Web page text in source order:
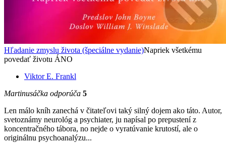
Hľadanie zmyslu života (špeciálne vydanie)Napriek všetkému
povedať životu ÁNO
Viktor E. Frankl
Martinusáčka odporúča 5
Len málo kníh zanechá v čitateľovi taký silný dojem ako táto. Autor,
svetoznámy neurológ a psychiater, ju napísal po prepustení z
koncentračného tábora, no nejde o vyratúvanie krutostí, ale o
originálnu psychoanalýzu...